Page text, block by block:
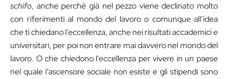
schifo, anche perché già nel pezzo viene declinato molto
con riferimenti al mondo del lavoro o comunque all’idea
che ti chiedano l’eccellenza, anche nei risultati accademici e
universitari, per poi non entrare mai davvero nel mondo del
lavoro. O che chiedono l’eccellenza per vivere in un paese
nel quale l’ascensore sociale non esiste e gli stipendi sono